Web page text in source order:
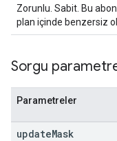
Zorunlu. Sabit. Bu
plan içinde benzersiz
Sorgu
Parametreler
updateMask